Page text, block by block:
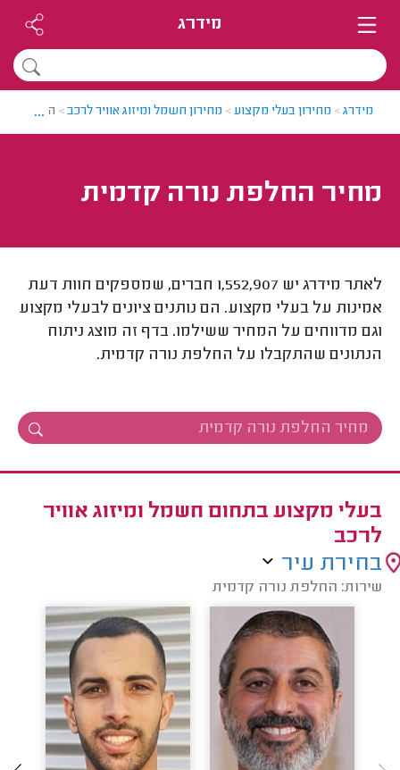
מידרג
מידרג> מחירון בעלי מקצוע> מחירון חשמל ומיזוג אוויר לרכב> החלפת
...
מחיר החלפת נורה קדמית
לאתר מידרג יש 1,552,907 חברים, שמספקים חוות דעת
אמינות על בעלי מקצוע. הם נותנים ציונים לבעלי מקצוע
וגם מדווחים על המחיר ששילמו. בדף זה מוצג ניתוח
הנתונים שהתקבלו על החלפת נורה קדמית.
בעלי מקצוע בתחום חשמל ומיזוג אוויר
לרכב
בחירת עיר
שירות: החלפת נורה קדמית